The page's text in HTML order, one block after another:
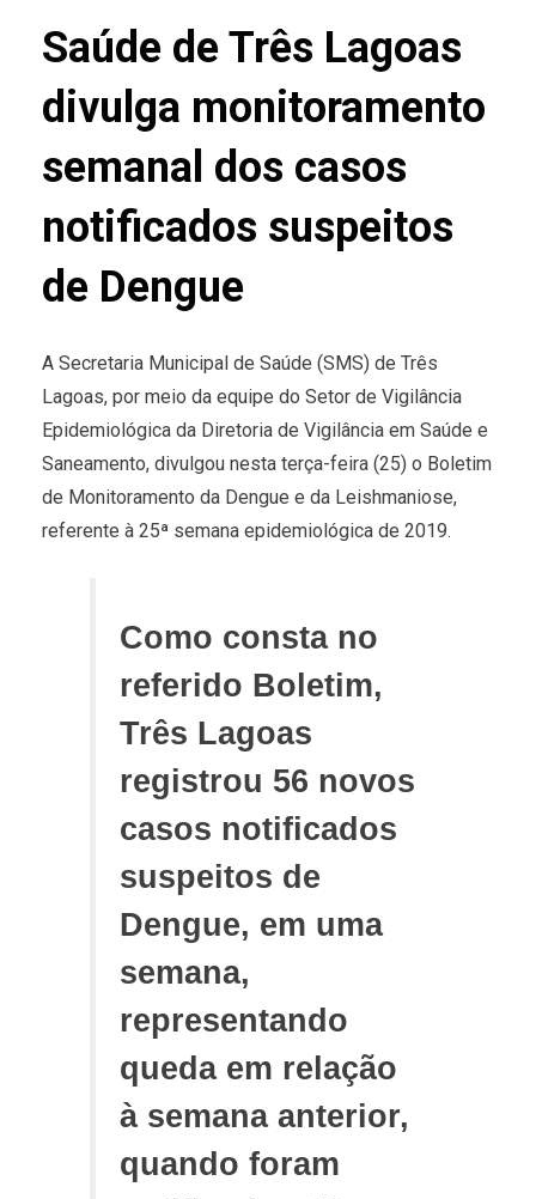
Saúde de Três Lagoas
divulga monitoramento
semanal dos casos
notificados suspeitos
de Dengue
A Secretaria Municipal de Saúde (SMS) de Três
Lagoas, por meio da equipe do Setor de Vigilância
Epidemiológica da Diretoria de Vigilância em Saúde e
Saneamento, divulgou nesta terça-feira (25) o Boletim
de Monitoramento da Dengue e da Leishmaniose,
referente à 25ª semana epidemiológica de 2019.
Como consta no
referido Boletim,
Três Lagoas
registrou 56 novos
casos notificados
suspeitos de
Dengue, em uma
semana,
representando
queda em relação
à semana anterior,
quando foram